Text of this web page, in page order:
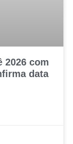
2026 com
data